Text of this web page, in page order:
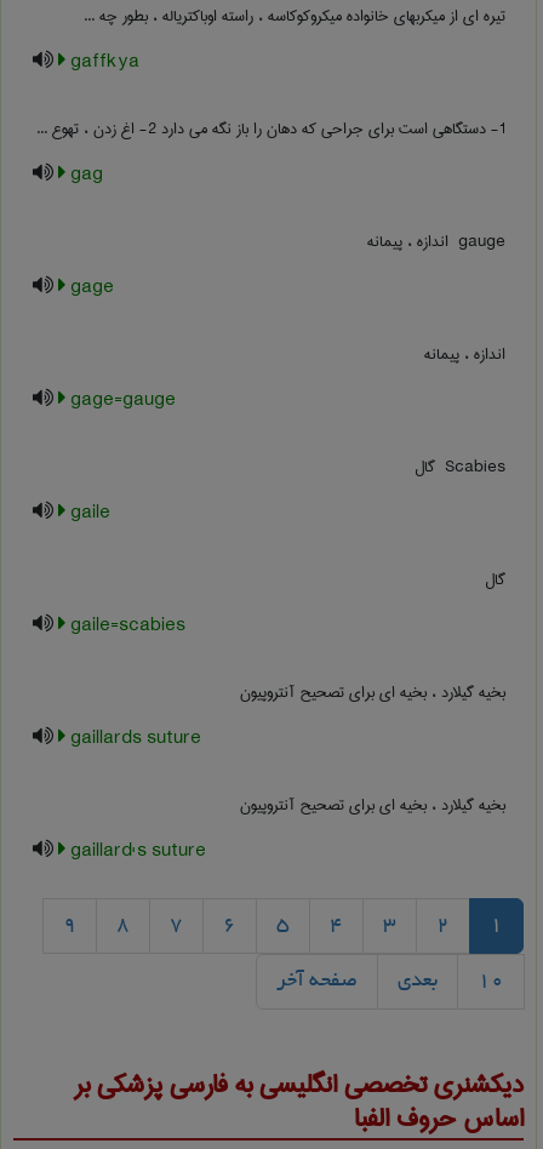
تیره ای از میکربهای خانواده میکروکوکاسه ، راسته اوباکتریاله ، بطور چه ...
gaffkya
1- دستگاهی است برای جراحی که دهان را باز نگه می دارد 2- اغ زدن ، تهوع ...
gag
‎ gauge اندازه ، پیمانه
gage
اندازه ، پیمانه
gage=gauge
‎ Scabies گال
gaile
گال
gaile=scabies
بخیه گیلارد ، بخیه ای برای تصحیح آنتروپیون
gaillards suture
بخیه گیلارد ، بخیه ای برای تصحیح آنتروپیون
gaillard's suture
1
2
3
4
5
6
7
8
9
10 بعدی صفحه آخر
دیکشنری تخصصی انگلیسی به فارسیپزشكیبر
اساس حروف الفبا